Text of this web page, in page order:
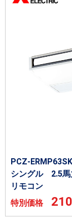
PCZ-
シングル 2.5
リモコン
特別価格